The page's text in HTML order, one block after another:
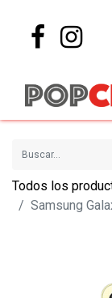
Todos los
Samsung